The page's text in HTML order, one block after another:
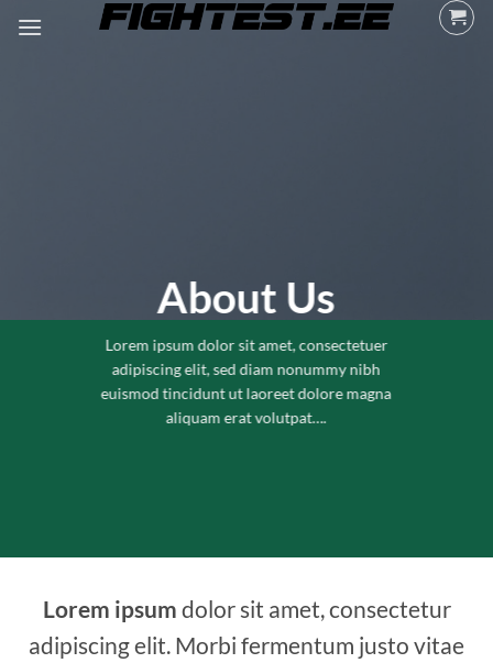
About Us
Lorem ipsum dolor sit amet, consectetuer
adipiscing elit, sed diam nonummy nibh
euismod tincidunt ut laoreet dolore magna
aliquam erat volutpat….
Lorem ipsum dolor sit amet, consectetur
adipiscing elit. Morbi fermentum justo vitae